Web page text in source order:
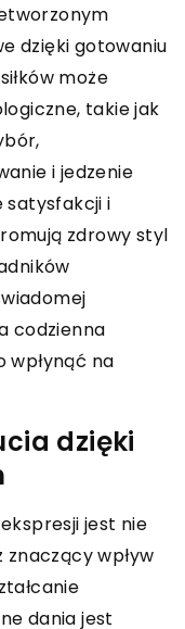
dzięki gotowaniu
może
takie jak
i jedzenie
satysfakcji i
zdrowy styl
codzienna
wpłynąć na
dzięki
jest nie
wpływ
dania jest